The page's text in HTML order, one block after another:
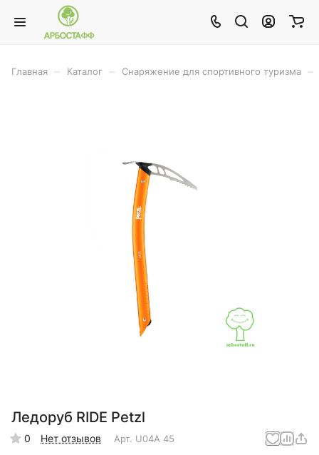
Главная Каталог Снаряжение для спортивного туризма
Ледоруб RIDE Petzl
0 Нет отзывов Арт. U04A 45